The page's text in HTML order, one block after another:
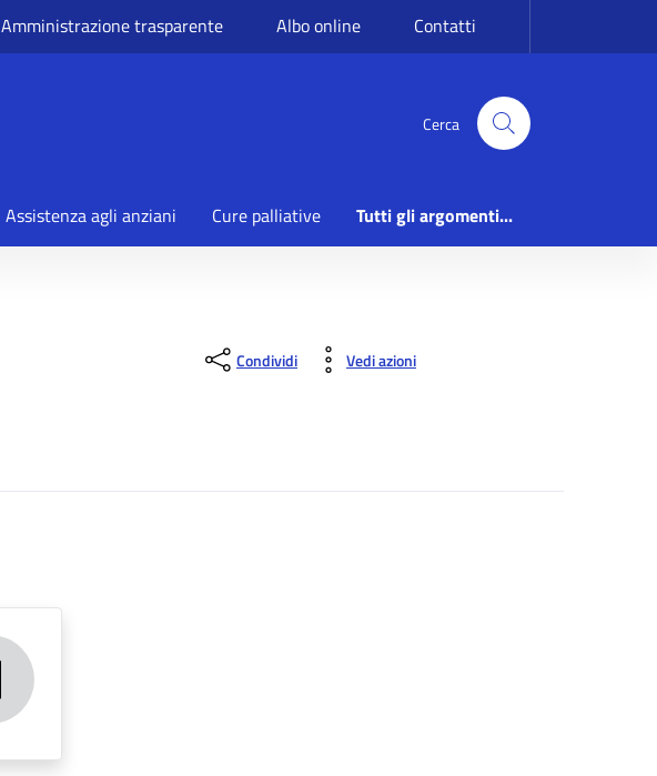
Amministrazione trasparente Albo online Contatti
Cerca
Assistenza agli anziani Cure palliative Tutti gli argomenti...
Condividi Vedi azioni